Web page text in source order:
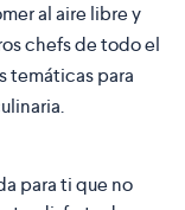
al aire libre y
chefs de todo el
temáticas para
para ti que no